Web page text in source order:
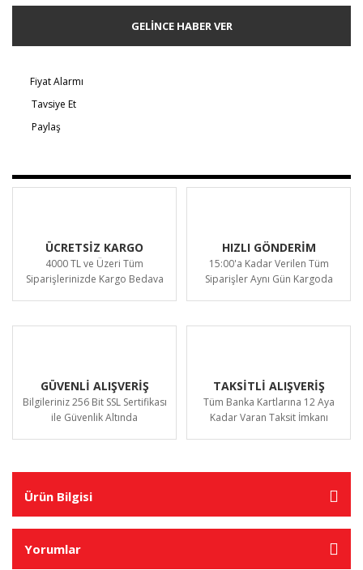
GELİNCE HABER VER
Fiyat Alarmı
Tavsiye Et
Paylaş
ÜCRETSİZ KARGO
4000 TL ve Üzeri Tüm
Siparişlerinizde Kargo Bedava
HIZLI GÖNDERİM
15:00'a Kadar Verilen Tüm
Siparişler Aynı Gün Kargoda
GÜVENLİ ALIŞVERİŞ
Bilgileriniz 256 Bit SSL Sertifikası
ile Güvenlik Altında
TAKSİTLİ ALIŞVERİŞ
Tüm Banka Kartlarına 12 Aya
Kadar Varan Taksit İmkanı
Ürün Bilgisi
Yorumlar